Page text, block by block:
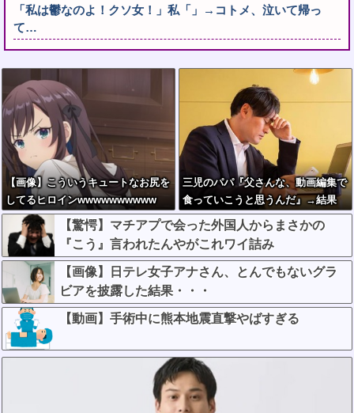
「私は鬱なのよ！クソ女！」私「」→コトメ、泣いて帰っ
て…
【画像】こういうキュートなお尻を
してるヒロインwwwwwwwwww
三児のパパ『父さんな、動画編集で
食っていこうと思うんだ』→結果
【驚愕】マチアプで会った外国人からまさかの
『こう』言われたんやがこれワイ詰み
か？？？？？？？
【画像】日テレ女子アナさん、とんでもないグラ
ビアを披露した結果・・・
【動画】手術中に熊本地震直撃やばすぎる